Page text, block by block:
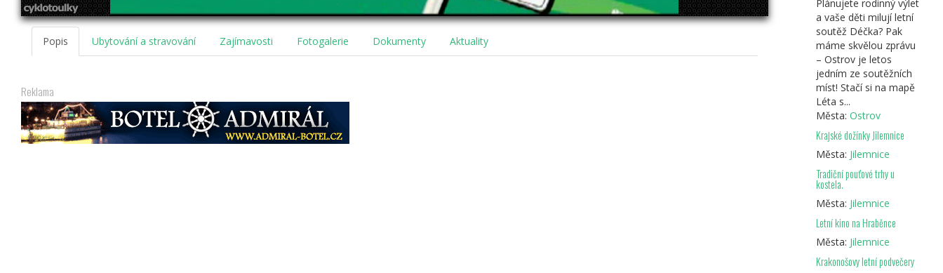
Popis Ubytování a stravování Zajímavosti Fotogalerie Dokumenty Aktuality
Reklama
Plánujete rodinný výlet
a vaše děti milují letní
soutěž Déčka? Pak
máme skvělou zprávu
– Ostrov je letos
jedním ze soutěžních
míst! Stačí si na mapě
Léta s...
Města: Ostrov
Krajské dožínky Jilemnice
Města: Jilemnice
Tradiční pouťové trhy u
kostela.
Města: Jilemnice
Letní kino na Hraběnce
Města: Jilemnice
Krakonošovy letní podvečery